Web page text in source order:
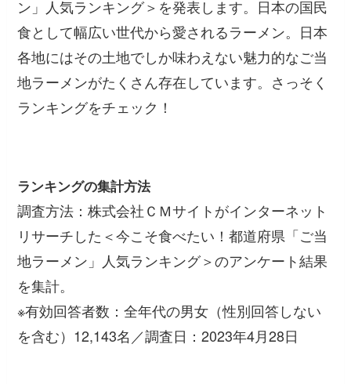
ン」人気ランキング＞を発表します。日本の国民
食として幅広い世代から愛されるラーメン。日本
各地にはその土地でしか味わえない魅力的なご当
地ラーメンがたくさん存在しています。さっそく
ランキングをチェック！
ランキングの集計方法
調査方法：株式会社ＣＭサイトがインターネット
リサーチした＜今こそ食べたい！都道府県「ご当
地ラーメン」人気ランキング＞のアンケート結果
を集計。
※有効回答者数：全年代の男女（性別回答しない
を含む）12,143名／調査日：2023年4月28日